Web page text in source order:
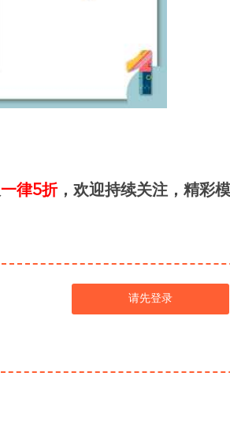
一律5折，欢迎持续关注，精彩
请先登录